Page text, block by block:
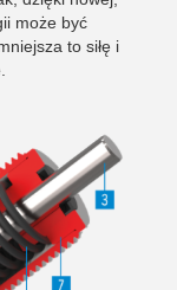
może być
to siłę i